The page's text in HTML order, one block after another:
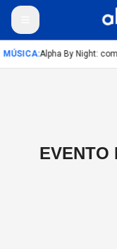
MÚSICA:Alpha By Night:
EVENTO